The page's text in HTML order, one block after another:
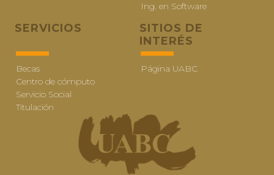
Ing. en Software
SERVICIOS
Becas
Centro de cómputo
Servicio Social
Titulación
SITIOS DE
INTERÉS
Página UABC